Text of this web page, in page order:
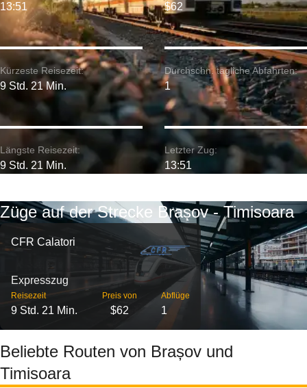
Kürzeste Reisezeit:
9 Std. 21 Min.
13:51
Längste Reisezeit:
9 Std. 21 Min.
$62
Durchschn. tägliche Abfahrten:
1
Letzter Zug:
13:51
Züge auf der Strecke Brașov - Timisoara
CFR Calatori
Expresszug
Reisezeit
9 Std. 21 Min.
Preis von
$62
Abflüge
1
Beliebte Routen von Brașov und
Timisoara